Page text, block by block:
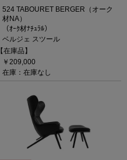
524 TABOURET BERGER（オーク
材NA）
（ｵｰｸ材ﾅﾁｭﾗﾙ）
ベルジェ スツール
【在庫品】
￥209,000
在庫：在庫なし